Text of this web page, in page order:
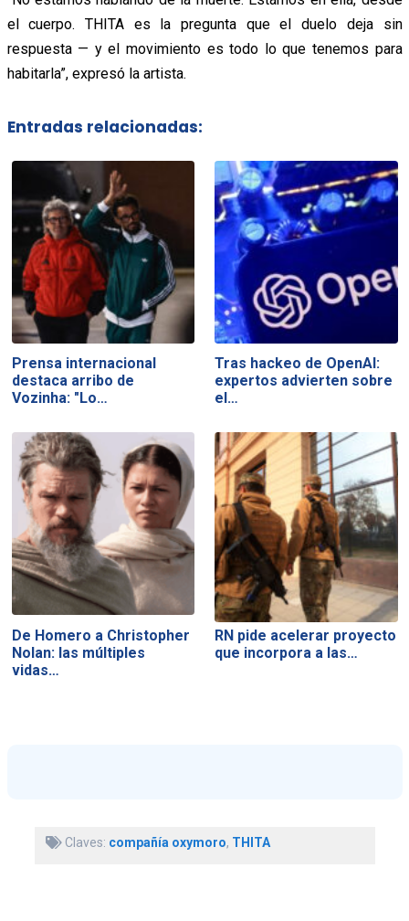
el cuerpo. THITA es la pregunta que el duelo deja sin
respuesta — y el movimiento es todo lo que tenemos para
habitarla”, expresó la artista.
Entradas relacionadas:
Prensa internacional
destaca arribo de
Vozinha: "Lo…
Tras hackeo de OpenAI:
expertos advierten sobre
el…
De Homero a Christopher
Nolan: las múltiples
vidas…
RN pide acelerar proyecto
que incorpora a las…
Claves: compañía oxymoro, THITA